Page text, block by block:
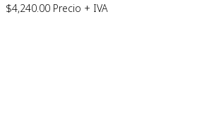
$4,240.00 Precio + IVA